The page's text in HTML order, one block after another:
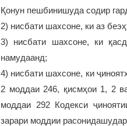
Қонун пешбинишуда содир
2) нисбати шахсоне, ки аз
3) нисбати шахсоне, ки
намудаанд;
4) нисбати шахсоне, ки
2 моддаи 246, қисмҳои 1, 2
моддаи 292 Кодекси
зарари моддии